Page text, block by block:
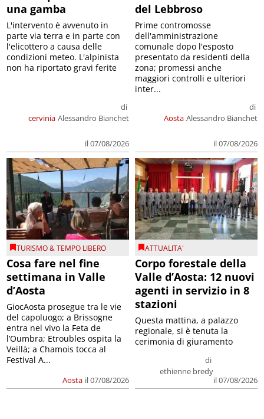
una gamba
cervinia
di
Alessandro Bianchet
il 07/08/2026
L'intervento è avvenuto in
parte via terra e in parte con
l'elicottero a causa delle
condizioni meteo. L'alpinista
non ha riportato gravi ferite
del Lebbroso
Aosta
di
Alessandro Bianchet
il 07/08/2026
Prime contromosse
dell'amministrazione
comunale dopo l'esposto
presentato da residenti della
zona; promessi anche
maggiori controlli e ulteriori
inter...
TURISMO & TEMPO LIBERO
Cosa fare nel fine
settimana in Valle
d’Aosta
Aosta il 07/08/2026
GiocAosta prosegue tra le vie
del capoluogo; a Brissogne
entra nel vivo la Feta de
l’Oumbra; Etroubles ospita la
Veillà; a Chamois tocca al
Festival A...
ATTUALITA'
Corpo forestale della
Valle d’Aosta: 12 nuovi
agenti in servizio in 8
stazioni
di
ethienne bredy
il 07/08/2026
Questa mattina, a palazzo
regionale, si è tenuta la
cerimonia di giuramento